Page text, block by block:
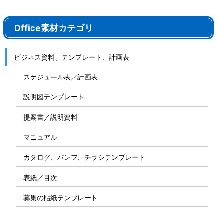
Office素材カテゴリ
ビジネス資料、テンプレート、計画表
スケジュール表／計画表
説明図テンプレート
提案書／説明資料
マニュアル
カタログ、パンフ、チラシテンプレート
表紙／目次
募集の貼紙テンプレート